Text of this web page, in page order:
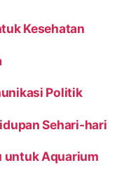
Kesehatan
Politik
Sehari-hari
untuk Aquarium